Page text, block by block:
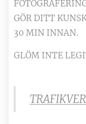
GÖR DITT
30 MIN INNAN.
GLÖM INTE